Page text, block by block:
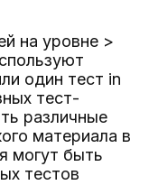
на уровне >
один тест in
тест-
различные
материала в
могут быть
тестов